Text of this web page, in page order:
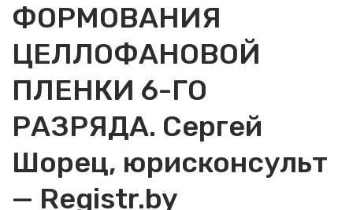
ФОРМОВАНИЯ
ЦЕЛЛОФАНОВОЙ
ПЛЕНКИ 6-ГО
РАЗРЯДА. Сергей
Шорец, юрисконсульт
— Registr.by